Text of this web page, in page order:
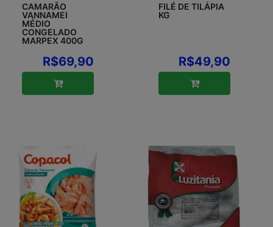
CAMARÃO
VANNAMEI
MÉDIO
CONGELADO
MARPEX 400G
R$69,90
FILÉ DE TILÁPIA
KG
R$49,90